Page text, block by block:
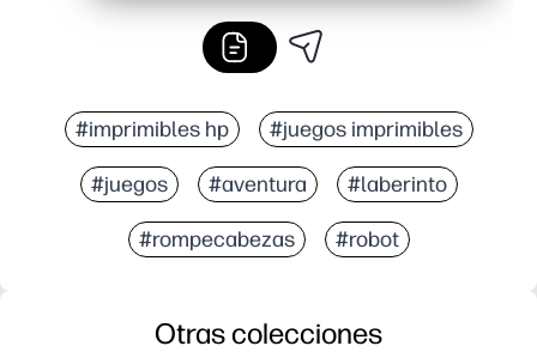
#imprimibles hp #juegos imprimibles
#juegos #aventura #laberinto
#rompecabezas #robot
Otras colecciones